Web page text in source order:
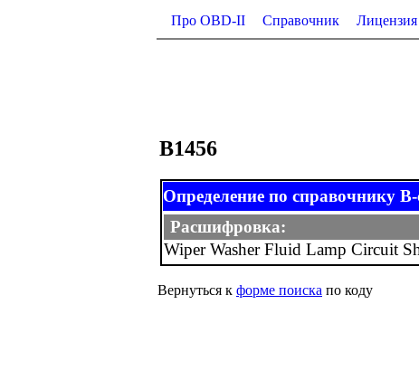
Про OBD-II Справочник Лицензия
B1456
Определение по справочнику
Расшифровка:
Wiper Washer Fluid Lamp Circuit
Вернуться к форме поиска по коду